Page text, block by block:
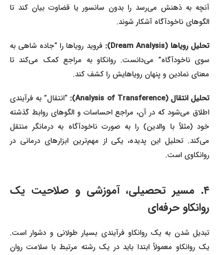
آنچه به ذهنش می‌رسد را بدون سانسور یا قضاوت بیان کند تا
الگوهای ناخودآگاه آشکار شوند.
تحلیل رویاها (Dream Analysis):
فروید رویاها را “جاده شاهی به
سوی ناخودآگاه” می‌دانست. روانکاو به مراجع کمک می‌کند تا
معنای نمادین و پنهان رویاهایش را کشف کند.
تحلیل انتقال (Analysis of Transference):
“انتقال” به فرآیندی
اطلاق می‌شود که در آن، مراجع احساسات و الگوهای روابط گذشته
خود (مثلاً با والدین) را به صورت ناخودآگاه به درمانگر منتقل
می‌کند. تحلیل این پدیده، یکی از مهم‌ترین ابزارهای درمانی در
روانکاوی است.
۴. مسیر تحصیلی، آموزشی و صلاحیت یک
روانکاو حرفه‌ای
تبدیل شدن به یک روانکاو فرآیندی بسیار طولانی و دشوار است.
یک روانکاو معمولاً ابتدا باید در یک رشته مرتبط با سلامت روان